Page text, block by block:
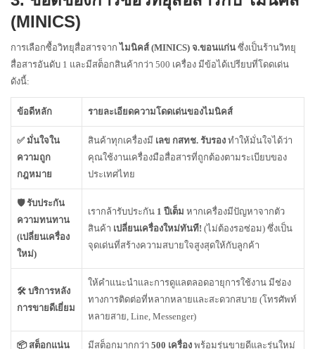
(MINICS)
การเลือกซื้อวิทยุสื่อสารจากไมนิคส์ (MINICS) จ.ขอนแก่น ซึ่งเป็นร้านวิทยุ
สื่อสารอันดับ 1 และมีสต็อกสินค้ากว่า 500 เครื่อง มีข้อได้เปรียบที่โดดเด่น
ดังนี้:
ข้อดีหลัก รายละเอียดความโดดเด่นของไมนิคส์
✅ มั่นใจใน
ความถูก
กฎหมาย
สินค้าทุกเครื่องมี เลข กสทช. รับรอง ทำให้มั่นใจได้ว่า
คุณใช้งานเครื่องมือสื่อสารที่ถูกต้องตามระเบียบของ
ประเทศไทย
🛡️ รับประกัน
ความทนทาน
(เปลี่ยนเครื่อง
ใหม่)
เรากล้ารับประกัน 1 ปีเต็ม หากเครื่องมีปัญหาจากตัว
สินค้า เปลี่ยนเครื่องใหม่ทันที! (ไม่ต้องรอซ่อม) ซึ่งเป็น
จุดเด่นที่สร้างความสบายใจสูงสุดให้กับลูกค้า
🛠️ บริการหลัง
การขายดีเยี่ยม
ให้คำแนะนำและการดูแลตลอดอายุการใช้งาน มีช่อง
ทางการติดต่อที่หลากหลายและสะดวกสบาย (โทรศัพท์
หลายสาย, Line, Messenger)
📦 สต็อกแน่น
มีสต็อกมากกว่า 500 เครื่อง พร้อมรุ่นขายดีและรุ่นใหม่